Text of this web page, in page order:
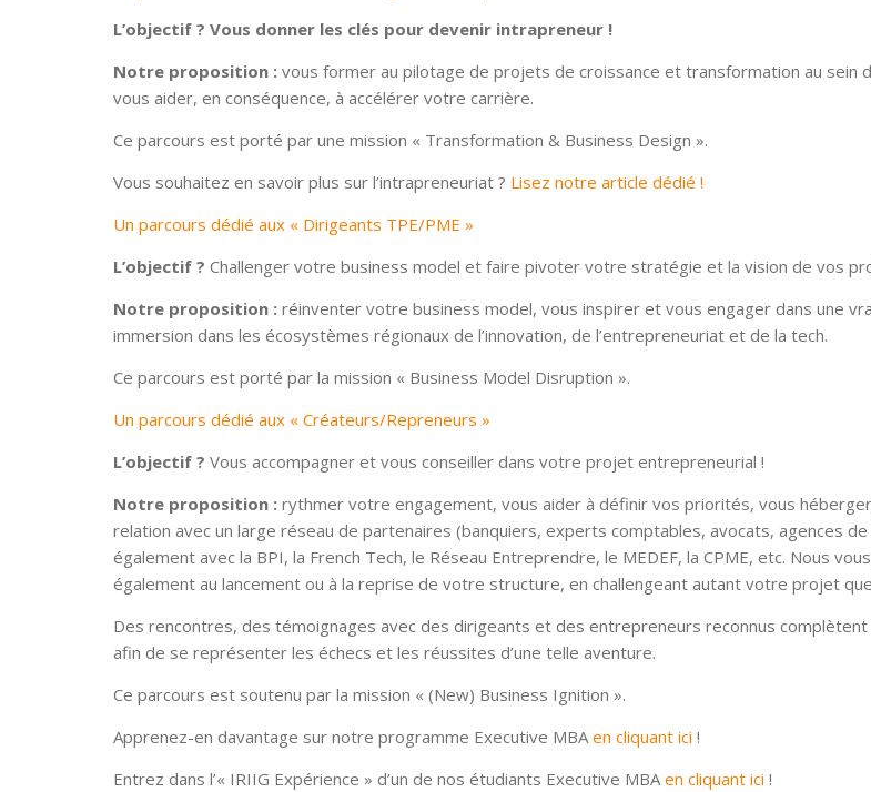
L’objectif ? Vous donner les clés pour devenir intrapreneur !
Notre proposition : vous former au pilotage de projets de croissance et transformation au sein
vous aider, en conséquence, à accélérer votre carrière.
Ce parcours est porté par une mission « Transformation & Business Design ».
Vous souhaitez en savoir plus sur l’intrapreneuriat ? Lisez notre article dédié !
Un parcours dédié aux « Dirigeants TPE/PME »
L’objectif ? Challenger votre business model et faire pivoter votre stratégie et la vision de vos
Notre proposition : réinventer votre business model, vous inspirer et vous engager dans une
immersion dans les écosystèmes régionaux de l’innovation, de l’entrepreneuriat et de la tech.
Ce parcours est porté par la mission « Business Model Disruption ».
Un parcours dédié aux « Créateurs/Repreneurs »
L’objectif ? Vous accompagner et vous conseiller dans votre projet entrepreneurial !
Notre proposition : rythmer votre engagement, vous aider à définir vos priorités, vous
relation avec un large réseau de partenaires (banquiers, experts comptables, avocats, agences
également avec la BPI, la French Tech, le Réseau Entreprendre, le MEDEF, la CPME, etc. Nous
également au lancement ou à la reprise de votre structure, en challengeant autant votre projet
Des rencontres, des témoignages avec des dirigeants et des entrepreneurs reconnus
afin de se représenter les échecs et les réussites d’une telle aventure.
Ce parcours est soutenu par la mission « (New) Business Ignition ».
Apprenez-en davantage sur notre programme Executive MBAen cliquant ici !
Entrez dans l’« IRIIG Expérience » d’un de nos étudiants Executive MBAen cliquant ici !